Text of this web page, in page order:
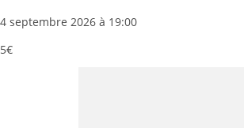
4 septembre 2026 à 19:00
5€